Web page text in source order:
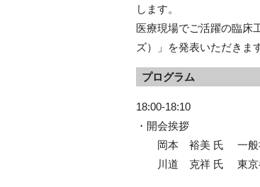
します。
医療現場でご活躍の臨床
ズ）」を発表いただきま
プログラム
18:00-18:10
・開会挨拶
岡本 裕美 氏 一般社
川道 克祥 氏 東京都